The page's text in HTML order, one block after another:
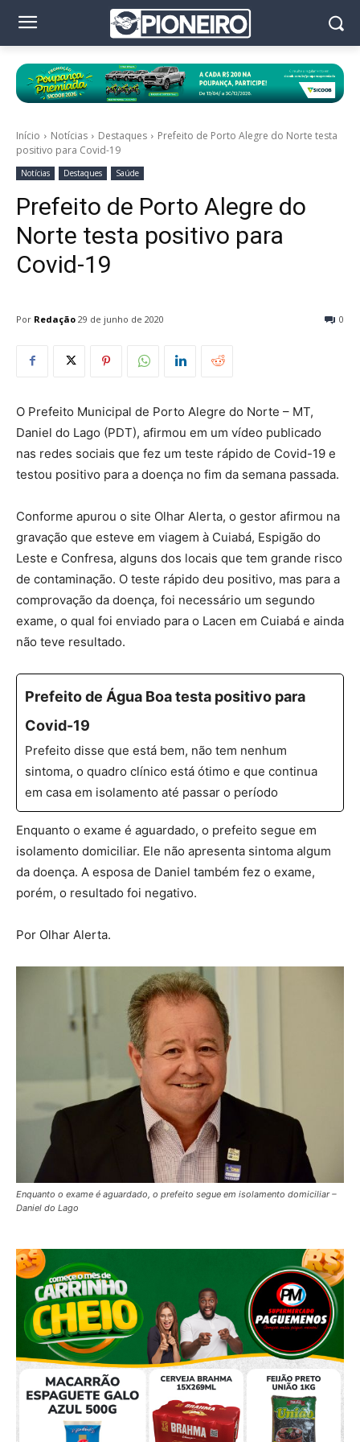
Início Notícias Destaques
Prefeito de Porto Alegre do Norte testa
positivo para Covid-19
Notícias Destaques Saúde
Prefeito de Porto Alegre do
Norte testa positivo para
Covid-19
Por Redação 0
29 de junho de 2020
O Prefeito Municipal de Porto Alegre do Norte – MT,
Daniel do Lago (PDT), afirmou em um vídeo publicado
nas redes sociais que fez um teste rápido de Covid-19 e
testou positivo para a doença no fim da semana passada.
Conforme apurou o site Olhar Alerta, o gestor afirmou na
gravação que esteve em viagem à Cuiabá, Espigão do
Leste e Confresa, alguns dos locais que tem grande risco
de contaminação. O teste rápido deu positivo, mas para a
comprovação da doença, foi necessário um segundo
exame, o qual foi enviado para o Lacen em Cuiabá e ainda
não teve resultado.
Prefeito de Água Boa testa positivo para
Covid-19
Prefeito disse que está bem, não tem nenhum
sintoma, o quadro clínico está ótimo e que continua
em casa em isolamento até passar o período
Enquanto o exame é aguardado, o prefeito segue em
isolamento domiciliar. Ele não apresenta sintoma algum
da doença. A esposa de Daniel também fez o exame,
porém, o resultado foi negativo.
Por Olhar Alerta.
Enquanto o exame é aguardado, o prefeito segue em isolamento domiciliar –
Daniel do Lago